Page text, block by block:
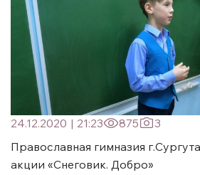
24.12.2020 | 21:23 875
3
Православная гимназия
акции «Снеговик. Добро»